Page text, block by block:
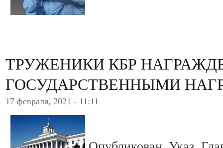
ТРУЖЕНИКИ КБР
ГОСУДАРСТВЕННЫМИ
17 февраля, 2021 - 11:11